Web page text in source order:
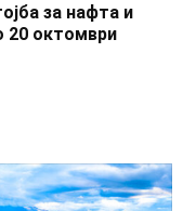
за нафта и
20 октомври